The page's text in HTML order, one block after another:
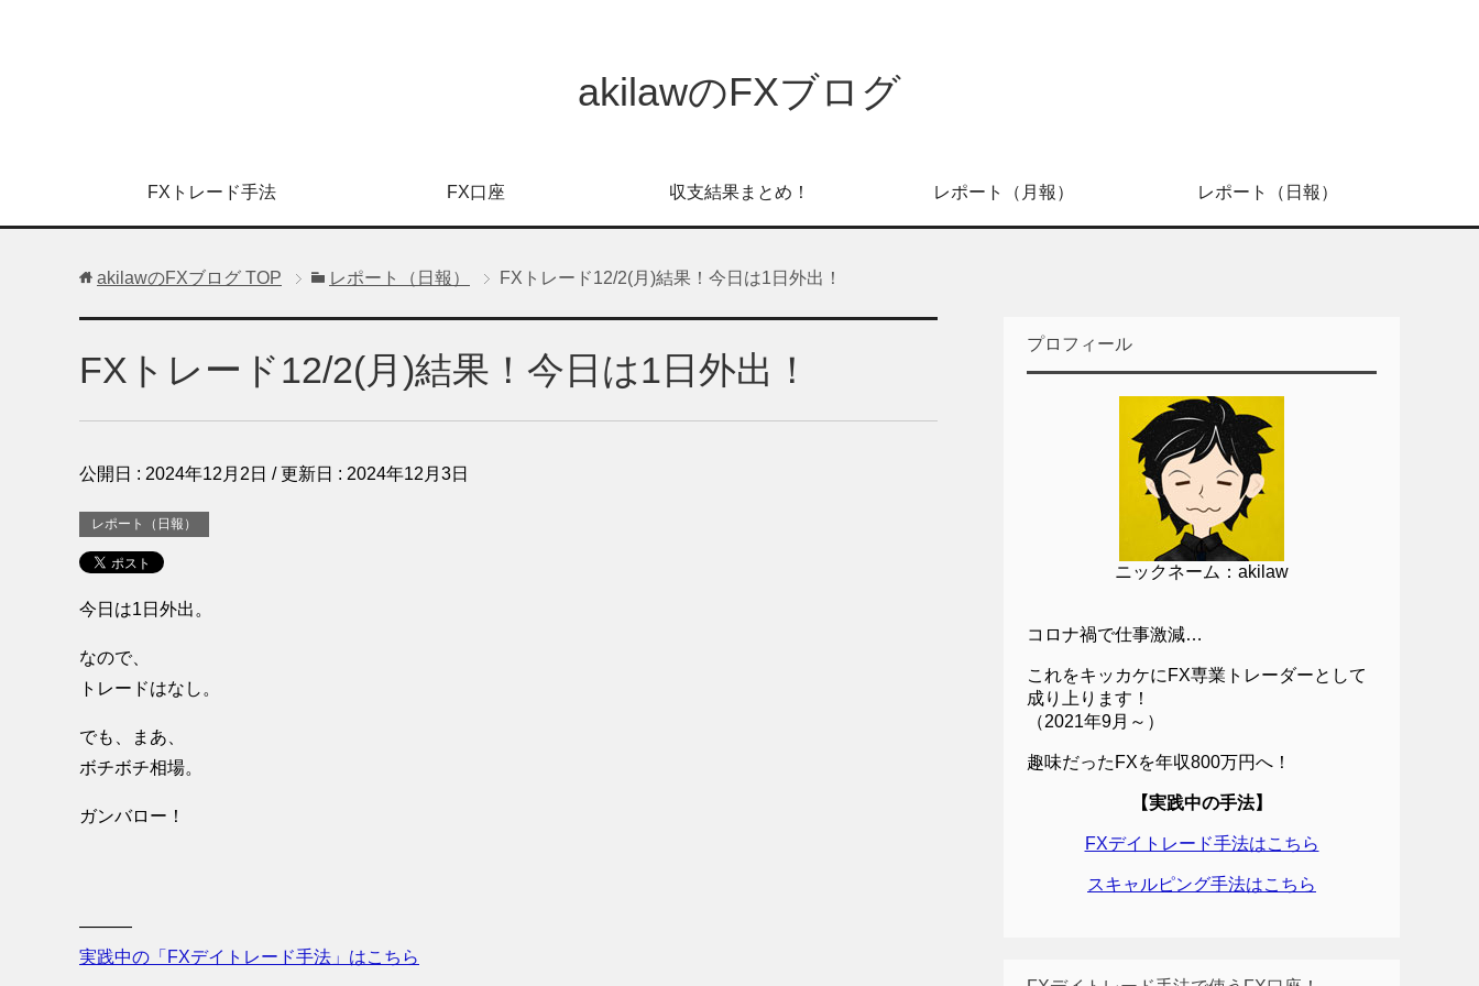
akilawのFXブログ
FXトレード手法 FX口座 収支結果まとめ！ レポート（月報） レポート（日報）
akilawのFXブログ TOP レポート（日報） FXトレード12/2(月)結果！今日は1日外出！
FXトレード12/2(月)結果！今日は1日外出！
公開日 : 2024年12月2日 / 更新日 : 2024年12月3日
レポート（日報）
今日は1日外出。
なので、
トレードはなし。
でも、まあ、
ボチボチ相場。
ガンバロー！
———
実践中の「FXデイトレード手法」はこちら
プロフィール
ニックネーム：akilaw
コロナ禍で仕事激減…
これをキッカケにFX専業トレーダーとして
成り上ります！
（2021年9月～）
趣味だったFXを年収800万円へ！
【実践中の手法】
FXデイトレード手法はこちら
スキャルピング手法はこちら